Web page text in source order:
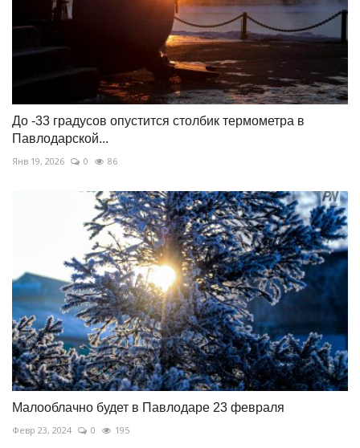
До -33 градусов опустится столбик термометра в
Павлодарской...
Янв 19, 2026 0 86
Малооблачно будет в Павлодаре 23 февраля
Февр 23, 2024 0 195